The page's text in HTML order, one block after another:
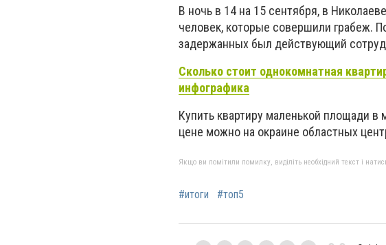
В ночь в 14 на 15 сентября, в
человек, которые совершили грабеж.
задержанных был действующий
Сколько стоит однокомнатная
инфографика
Купить квартиру маленькой площади
цене можно на окраине областных
Якщо ви помітили помилку, виділіть необхідний текст і
#итоги #топ5